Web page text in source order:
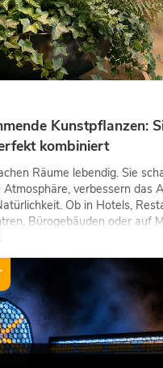
Kunstpflanzen:
kombiniert
Räume lebendig. Sie
Atmosphäre, verbessern das
Ob in Hotels,
Bürogebäuden oder auf
Begrünung gehört heute